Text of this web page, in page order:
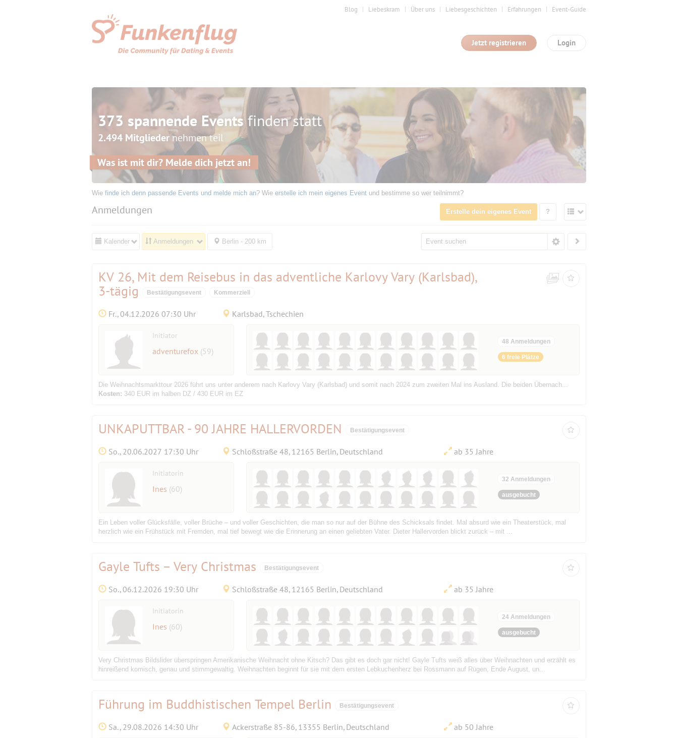
Blog Liebeskram Über uns Liebesgeschichten Erfahrungen Event-Guide
Login
Jetzt registrieren
373 spannende Eventsfinden statt
2.494 Mitgliedernehmen teil
Was ist mit dir? Melde dich jetzt an!
Wie finde ich denn passende Events und melde mich an? Wie erstelle ich mein eigenes Event und bestimme so wer teilnimmt?
Anmeldungen Erstelle dein eigenes Event ?
Kalender Anmeldungen Berlin - 200 km
KV 26, Mit dem Reisebus in das adventliche Karlovy Vary (Karlsbad),
3-tägig
Bestätigungsevent Kommerziell
Fr., 04.12.2026 07:30 Uhr Karlsbad, Tschechien
Initiator
adventurefox (59)
48 Anmeldungen
6 freie Plätze
Die Weihnachtsmarkttour 2026 führt uns unter anderem nach Karlovy Vary (Karlsbad) und somit nach 2024 zum zweiten Mal ins Ausland. Die beiden Übernach...
Kosten: 340 EUR im halben DZ / 430 EUR im EZ
UNKAPUTTBAR - 90 JAHRE HALLERVORDEN Bestätigungsevent
So., 20.06.2027 17:30 Uhr Schloßstraße 48, 12165 Berlin, Deutschland ab 35 Jahre
Initiatorin
Ines (60)
32 Anmeldungen
ausgebucht
Ein Leben voller Glücksfälle, voller Brüche – und voller Geschichten, die man so nur auf der Bühne des Schicksals findet. Mal absurd wie ein Theaterstück, mal
herzlich wie ein Frühstück mit Fremden, mal tief bewegt wie die Erinnerung an einen geliebten Vater. Dieter Hallervorden blickt zurück – mit ...
Gayle Tufts – Very Christmas Bestätigungsevent
So., 06.12.2026 19:30 Uhr Schloßstraße 48, 12165 Berlin, Deutschland ab 35 Jahre
Initiatorin
Ines (60)
24 Anmeldungen
ausgebucht
Very Christmas Bildslider überspringen Amerikanische Weihnacht ohne Kitsch? Das gibt es doch gar nicht! Gayle Tufts weiß alles über Weihnachten und erzählt es
hinreißend komisch, genau und stimmgewaltig. Weihnachten beginnt für sie mit dem ersten Lebkuchenherz bei Rossmann auf Rügen, Ende August, un...
Führung im Buddhistischen Tempel Berlin Bestätigungsevent
Sa., 29.08.2026 14:30 Uhr Ackerstraße 85-86, 13355 Berlin, Deutschland ab 50 Jahre